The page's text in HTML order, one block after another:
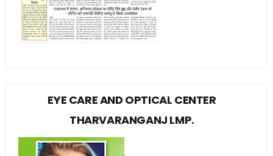
EYE CARE AND OPTICAL CENTER
THARVARANGANJ LMP.